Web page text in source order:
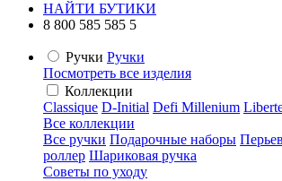
НАЙТИ БУТИКИ
8 800 585 585 5
Ручки Ручки
Посмотреть все изделия
Коллекции
Classique D-Initial Defi Millenium
Все коллекции
Все ручки Подарочные наборы
роллер Шариковая ручка
Советы по уходу